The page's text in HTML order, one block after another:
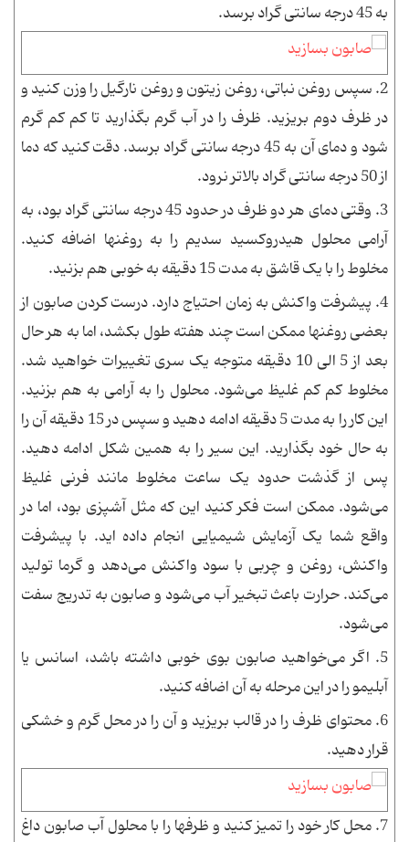
به 45 درجه سانتی گراد برسد.
2. سپس روغن نباتی، روغن زیتون و روغن نارگیل را وزن کنید و
در ظرف دوم بریزید. ظرف را در آب گرم بگذارید تا کم کم گرم
شود و دمای آن به 45 درجه سانتی گراد برسد. دقت کنید که دما
از 50 درجه سانتی گراد بالاتر نرود.
3.
وقتی دمای هر دو ظرف در حدود 45 درجه سانتی گراد بود، به
آرامی محلول هیدروکسید سدیم را به روغنها اضافه کنید.
مخلوط را با یک قاشق به مدت 15 دقیقه به خوبی هم بزنید.
4. پیشرفت واکنش به زمان احتیاج دارد. درست کردن صابون از
بعضی روغنها ممکن است چند هفته طول بکشد، اما به هر حال
بعد از 5 الی 10 دقیقه متوجه یک سری تغییرات خواهید شد.
مخلوط کم کم غلیظ می‌شود. محلول را به آرامی به هم بزنید.
این کار را به مدت 5 دقیقه ادامه دهید و سپس در 15 دقیقه آن را
به حال خود بگذارید. این سیر را به همین شکل ادامه دهید.
پس از گذشت حدود یک ساعت مخلوط مانند فرنی غلیظ
می‌شود. ممکن است فکر کنید این که مثل آشپزی بود، اما در
واقع شما یک آزمایش شیمیایی انجام داده اید. با پیشرفت
واکنش، روغن و چربی با سود واکنش می‌دهد و گرما تولید
می‌کند. حرارت باعث تبخیر آب می‌شود و صابون به تدریج سفت
می‌شود.
5. اگر می‌خواهید صابون بوی خوبی داشته باشد، اسانس یا
آبلیمو را در این مرحله به آن اضافه کنید.
6. محتوای ظرف را در قالب بریزید و آن را در محل گرم و خشکی
قرار دهید.
7. محل کار خود را تمیز کنید و ظرفها را با محلول آب صابون داغ